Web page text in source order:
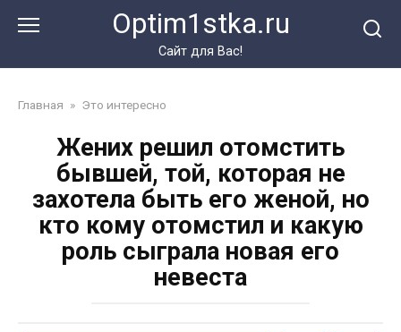
Optim1stka.ru
Сайт для Вас!
Главная » Это интересно
Жених решил отомстить
бывшей, той, которая не
захотела быть его женой, но
кто кому отомстил и какую
роль сыграла новая его
невеста